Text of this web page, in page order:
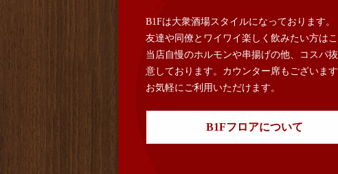
B1Fは大衆酒場スタイルになっております。
友達や同僚とワイワイ楽しく飲みたい方はこ
当店自慢のホルモンや串揚げの他、コスパ
意しております。カウンター席もございま
お気軽にご利用いただけます。
B1Fフロアについて